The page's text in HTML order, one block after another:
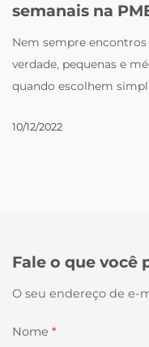
semanais na
Nem sempre
verdade, pequenas e
quando escolhem
10/12/2022
Fale o que você
O seu endereço de e-
Nome *